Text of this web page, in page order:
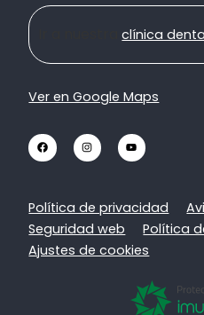
Ir a nuestraclínica
Ver en Google Maps
Política de privacidad
Seguridad web
Política
Ajustes de cookies